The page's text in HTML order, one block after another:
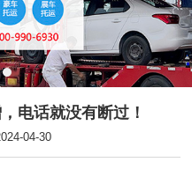
电话就没有断过！
04-30